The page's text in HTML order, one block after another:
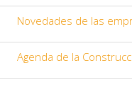
Novedades de las
Agenda de la